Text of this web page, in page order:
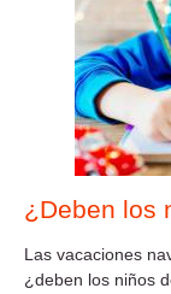
¿Deben los
Las vacaciones
¿deben los niños